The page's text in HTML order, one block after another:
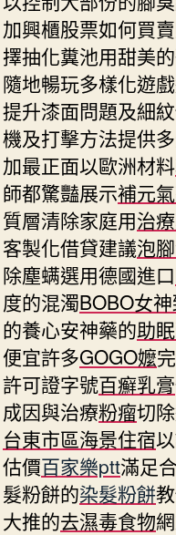
加興櫃股票如何買
擇抽化糞池用甜美
隨地暢玩多樣化遊
提升漆面問題及細
機及打擊方法提供
加最正面以歐洲材料
師都驚豔展示補元
質層清除家庭用治
客製化借貸建議泡
除塵螨選用德國進口
度的混濁BOBO女
的養心安神藥的助
便宜許多GOGO嬤
許可證字號百癬乳膏
成因與治療粉瘤切
台東市區海景住宿
估價百家樂ptt滿足
髮粉餅的染髮粉餅
大推的去濕毒食物